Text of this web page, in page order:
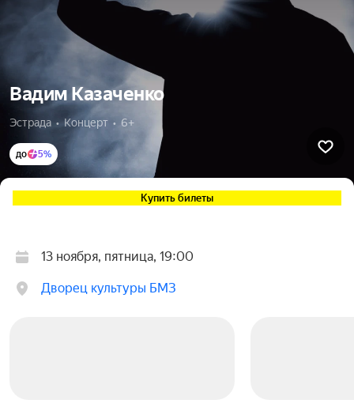
Вадим Казаченко
Эстрада  •  Концерт  •  6+
до 5%
Купить билеты
13 ноября, пятница, 19:00
Дворец культуры БМЗ